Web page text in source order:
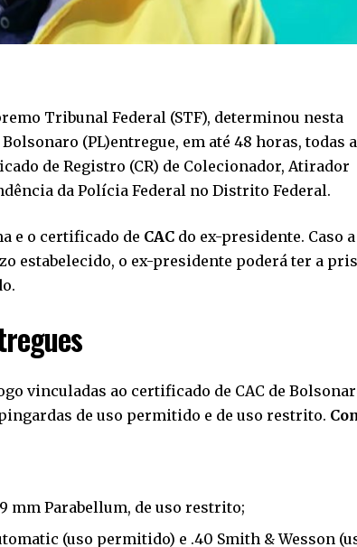
Tribunal Federal (STF), determinou nesta
(PL)entregue, em até 48 horas, todas
de Registro (CR) de Colecionador, Atirador
da Polícia Federal no Distrito Federal.
e o certificado de CAC do ex-presidente. Caso a
estabelecido, o ex-presidente poderá ter a
vinculadas ao certificado de CAC de
de uso permitido e de uso restrito.
mm Parabellum, de uso restrito;
(uso permitido) e .40 Smith & Wesson